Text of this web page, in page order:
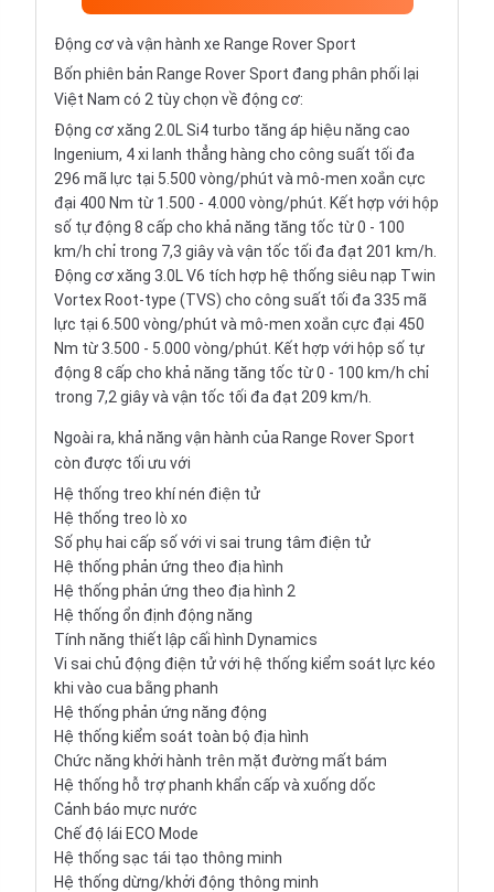
Động cơ và vận hành xe Range Rover Sport
Bốn phiên bản Range Rover Sport đang phân phối lại
Việt Nam có 2 tùy chọn về động cơ:
Động cơ xăng 2.0L Si4 turbo tăng áp hiệu năng cao
Ingenium, 4 xi lanh thẳng hàng cho công suất tối đa
296 mã lực tại 5.500 vòng/phút và mô-men xoắn cực
đại 400 Nm từ 1.500 - 4.000 vòng/phút. Kết hợp với hộp
số tự động 8 cấp cho khả năng tăng tốc từ 0 - 100
km/h chỉ trong 7,3 giây và vận tốc tối đa đạt 201 km/h.
Động cơ xăng 3.0L V6 tích hợp hệ thống siêu nạp Twin
Vortex Root-type (TVS) cho công suất tối đa 335 mã
lực tại 6.500 vòng/phút và mô-men xoắn cực đại 450
Nm từ 3.500 - 5.000 vòng/phút. Kết hợp với hộp số tự
động 8 cấp cho khả năng tăng tốc từ 0 - 100 km/h chỉ
trong 7,2 giây và vận tốc tối đa đạt 209 km/h.
Ngoài ra, khả năng vận hành của Range Rover Sport
còn được tối ưu với
Hệ thống treo khí nén điện tử
Hệ thống treo lò xo
Số phụ hai cấp số với vi sai trung tâm điện tử
Hệ thống phản ứng theo địa hình
Hệ thống phản ứng theo địa hình 2
Hệ thống ổn định động năng
Tính năng thiết lập cấi hình Dynamics
Vi sai chủ động điện tử với hệ thống kiểm soát lực kéo
khi vào cua bằng phanh
Hệ thống phản ứng năng động
Hệ thống kiểm soát toàn bộ địa hình
Chức năng khởi hành trên mặt đường mất bám
Hệ thống hỗ trợ phanh khẩn cấp và xuống dốc
Cảnh báo mực nước
Chế độ lái ECO Mode
Hệ thống sạc tái tạo thông minh
Hệ thống dừng/khởi động thông minh